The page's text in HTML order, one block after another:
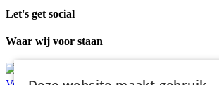
Let's get social
Waar wij voor staan
Ophalen in Echt of